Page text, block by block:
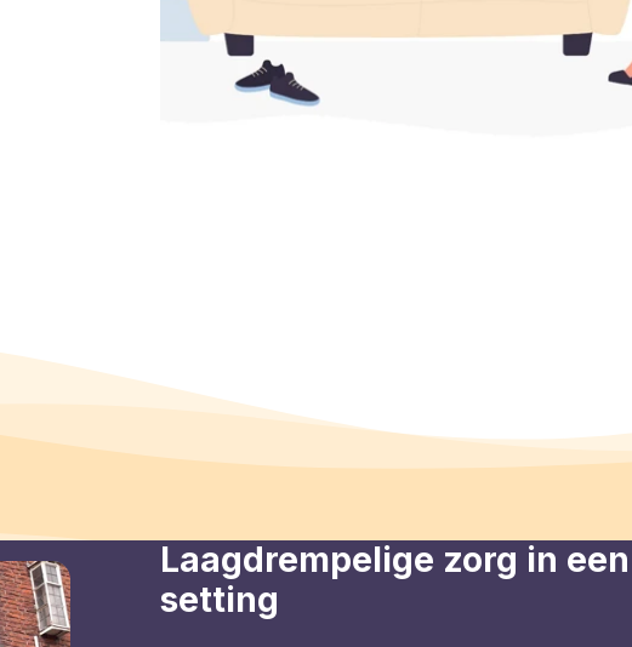
Laagdrempelige zorg in
setting